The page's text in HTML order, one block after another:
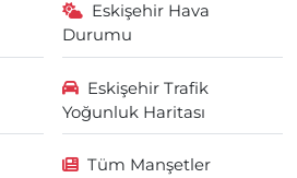
Eskişehir Hava
Durumu
Eskişehir Trafik
Yoğunluk Haritası
Tüm Manşetler